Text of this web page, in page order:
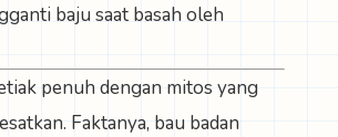
baju saat basah oleh
penuh dengan mitos yang
Faktanya, bau badan